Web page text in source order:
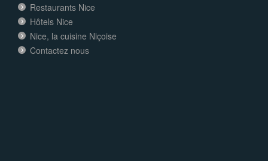
Restaurants Nice
Hôtels Nice
Nice, la cuisine Niçoise
Contactez nous